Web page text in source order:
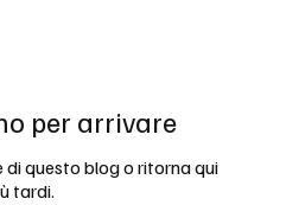
per arrivare
questo blog o ritorna qui
tardi.